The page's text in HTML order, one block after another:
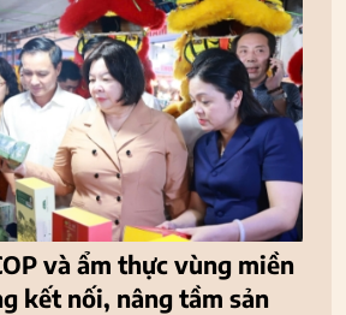
và ẩm thực vùng miền
kết nối, nâng tầm sản